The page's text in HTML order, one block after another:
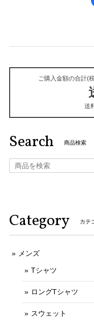
ご購入金額の合計(
送
Search 商品検索
Category カテ
メンズ
Tシャツ
ロングTシャツ
スウェット